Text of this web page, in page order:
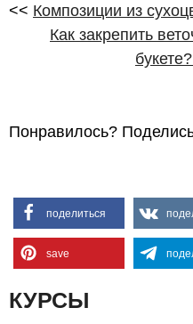
<< Композиции из
Как закрепить
Понравилось?
поделиться
save
КУРСЫ